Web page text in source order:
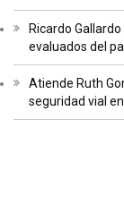
Ricardo
evaluados del
Atiende Ruth
seguridad vial